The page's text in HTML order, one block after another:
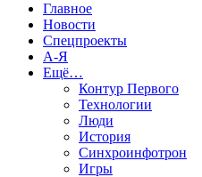
Главное
Новости
Спецпроекты
А-Я
Ещё…
Контур Первого
Технологии
Люди
История
Синхроинфотрон
Игры